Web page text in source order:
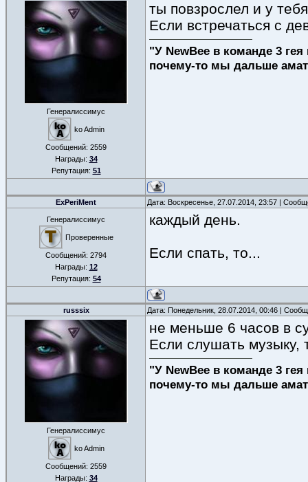
Генералиссимус
ko Admin
Сообщений: 2559
Награды: 34
Репутация: 51
ты повзрослел и у
Если встречаться с
"У NewBee в команде 3
почему-то мы дальше
ExPeriMent Дата: Воскресенье, 27.07.2014, 23:57 |
Генералиссимус
Проверенные
Сообщений: 2794
Награды: 12
Репутация: 54
каждый день.
Если спать, то...
russsix Дата: Понедельник, 28.07.2014, 00:46 |
Генералиссимус
ko Admin
Сообщений: 2559
Награды: 34
не меньше 6 часов в
Если слушать музыку,
"У NewBee в команде 3
почему-то мы дальше